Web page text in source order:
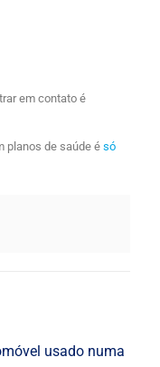
em contato é
planos de saúde é só
usado numa